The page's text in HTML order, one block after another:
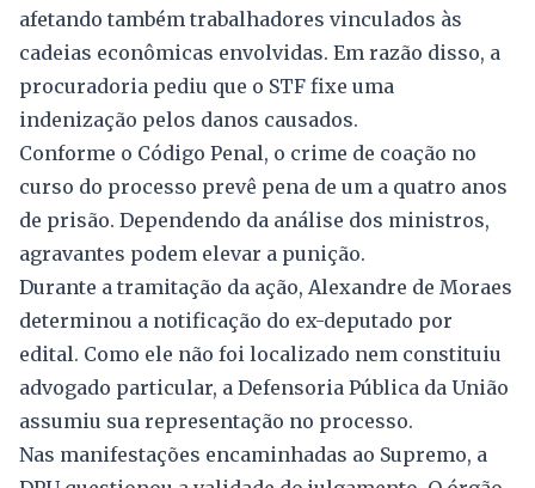
afetando também trabalhadores vinculados às
cadeias econômicas envolvidas. Em razão disso, a
procuradoria pediu que o STF fixe uma
indenização pelos danos causados.
Conforme o Código Penal, o crime de coação no
curso do processo prevê pena de um a quatro anos
de prisão. Dependendo da análise dos ministros,
agravantes podem elevar a punição.
Durante a tramitação da ação, Alexandre de Moraes
determinou a notificação do ex-deputado por
edital. Como ele não foi localizado nem constituiu
advogado particular, a Defensoria Pública da União
assumiu sua representação no processo.
Nas manifestações encaminhadas ao Supremo, a